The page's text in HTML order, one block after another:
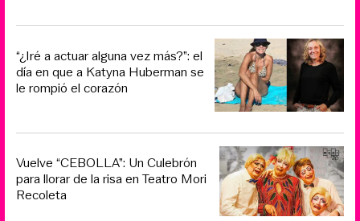
“¿Iré a actuar alguna vez más?”: el
día en que a Katyna Huberman se
le rompió el corazón
Vuelve “CEBOLLA”: Un Culebrón
para llorar de la risa en Teatro Mori
Recoleta